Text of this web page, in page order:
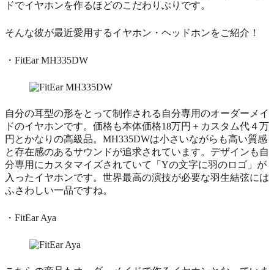
ドでイヤホンを作るほどのこだわりぶりです。
そんな彼が最近愛用するイヤホン・ヘッドホンをご紹介！
・FitEar MH335DW
自分の耳型の形をとって制作される自分専用のオーダーメイ
ドのイヤホンです。価格も本体価格18万円＋カスタム代４万
円とかなりの高級品。MH335DWは小さいながらも高い質感
と存在感のあるサウンドが追求されています。デザインも自
分専用にカスタマイズされていて「Yの文字に羽のロゴ」が
入ったイヤホンです。世界最高の演技が必要な羽生結弦には
ふさわしい一品ですね。
・FitEar Aya